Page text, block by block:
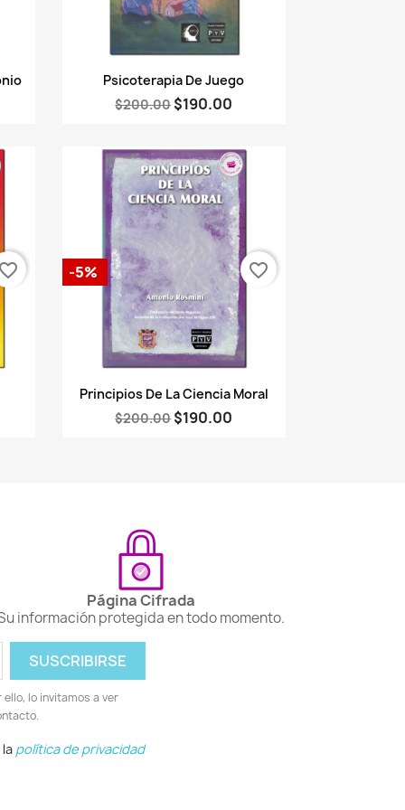
Vista rápida
Psicoterapia De Juego
$200.00$190.00
favorite_border
 Vista rápida
Principios De La Ciencia Moral
$200.00$190.00
-5% favorite_border
Página Cifrada
información protegida en todo momento.
lo invitamos a ver
política de privacidad